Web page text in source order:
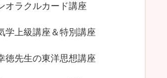
オラクルカード講座
学上級講座＆特別講座
徳先生の東洋思想講座